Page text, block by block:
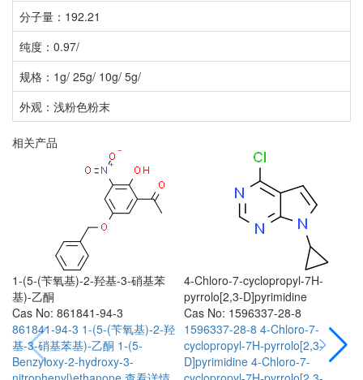
分子量：192.21
纯度：0.97/
规格：1g/ 25g/ 10g/ 5g/
外观：浅粉色粉末
相关产品
1-(5-(苄氧基)-2-羟基-3-硝基苯
基)-乙酮
Cas No: 861841-94-3
861841-94-3 1-(5-(苄氧基)-2-羟
基-3-硝基苯基)-乙酮 1-(5-
Benzyloxy-2-hydroxy-3-
4-Chloro-7-cyclopropyl-7H-
pyrrolo[2,3-D]pyrimidine
Cas No: 1596337-28-8
1596337-28-8 4-Chloro-7-
cyclopropyl-7H-pyrrolo[2,3-
D]pyrimidine 4-Chloro-7-